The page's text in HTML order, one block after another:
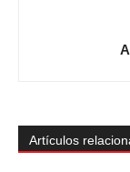
Artículos